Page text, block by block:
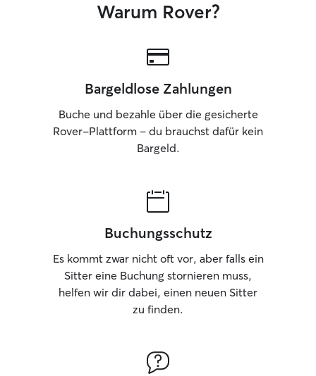
Warum Rover?
Bargeldlose Zahlungen
Buche und bezahle über die gesicherte
Rover-Plattform – du brauchst dafür kein
Bargeld.
Buchungsschutz
Es kommt zwar nicht oft vor, aber falls ein
Sitter eine Buchung stornieren muss,
helfen wir dir dabei, einen neuen Sitter
zu finden.